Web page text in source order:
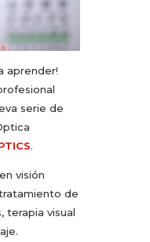
aprender!
serie de
.
visión
de
terapia visual